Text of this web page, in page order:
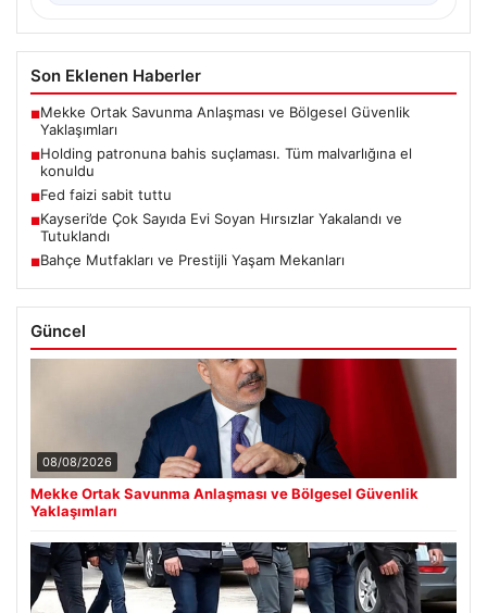
Son Eklenen Haberler
■Mekke Ortak Savunma Anlaşması ve Bölgesel Güvenlik
Yaklaşımları
■Holding patronuna bahis suçlaması. Tüm malvarlığına el
konuldu
■Fed faizi sabit tuttu
■Kayseri’de Çok Sayıda Evi Soyan Hırsızlar Yakalandı ve
Tutuklandı
■Bahçe Mutfakları ve Prestijli Yaşam Mekanları
Güncel
08/08/2026
Mekke Ortak Savunma Anlaşması ve Bölgesel Güvenlik
Yaklaşımları